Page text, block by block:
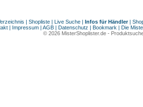
| Shopliste| Live Suche| Infos für Händler|
| Impressum | AGB | Datenschutz | Bookmark | Die
© 2026 MisterShoplister.de-